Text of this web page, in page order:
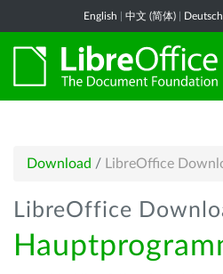
English 中文 (简体) Deutsch
Download / LibreOffice
LibreOffice